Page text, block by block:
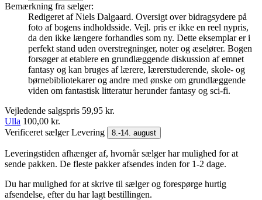
Bemærkning fra sælger:
Redigeret af Niels Dalgaard. Oversigt over bidragsydere på
foto af bogens indholdsside. Vejl. pris er ikke en reel nypris,
da den ikke længere forhandles som ny. Dette eksemplar er i
perfekt stand uden overstregninger, noter og æselører. Bogen
forsøger at etablere en grundlæggende diskussion af emnet
fantasy og kan bruges af lærere, lærerstuderende, skole- og
børnebibliotekarer og andre med ønske om grundlæggende
viden om fantastisk litteratur herunder fantasy og sci-fi.
Vejledende salgspris 59,95 kr.
Ulla 100,00 kr.
Verificeret sælgerLevering 8.-14. august
Leveringstiden afhænger af, hvornår sælger har mulighed for at
sende pakken. De fleste pakker afsendes inden for 1-2 dage.
Du har mulighed for at skrive til sælger og forespørge hurtig
afsendelse, efter du har lagt bestillingen.